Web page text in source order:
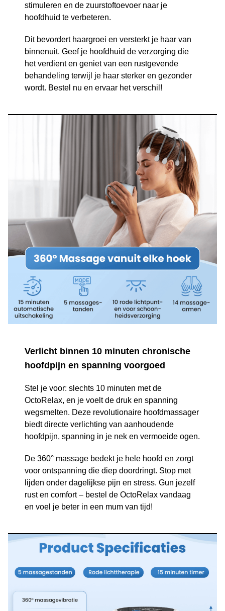
stimuleren en de zuurstoftoevoer naar je
hoofdhuid te verbeteren.
Dit bevordert haargroei en versterkt je haar van
binnenuit. Geef je hoofdhuid de verzorging die
het verdient en geniet van een rustgevende
behandeling terwijl je haar sterker en gezonder
wordt. Bestel nu en ervaar het verschil!
Verlicht binnen 10 minuten chronische
hoofdpijn en spanning voorgoed
Stel je voor: slechts 10 minuten met de
OctoRelax, en je voelt de druk en spanning
wegsmelten. Deze revolutionaire hoofdmassager
biedt directe verlichting van aanhoudende
hoofdpijn, spanning in je nek en vermoeide ogen.
De 360° massage bedekt je hele hoofd en zorgt
voor ontspanning die diep doordringt. Stop met
lijden onder dagelijkse pijn en stress. Gun jezelf
rust en comfort – bestel de OctoRelax vandaag
en voel je beter in een mum van tijd!